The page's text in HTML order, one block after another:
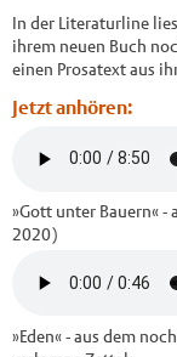
In der Literaturline
ihrem neuen Buch
einen Prosatext aus
Jetzt anhören:
»Gott unter Bauern« -
2020)
»Eden« - aus dem